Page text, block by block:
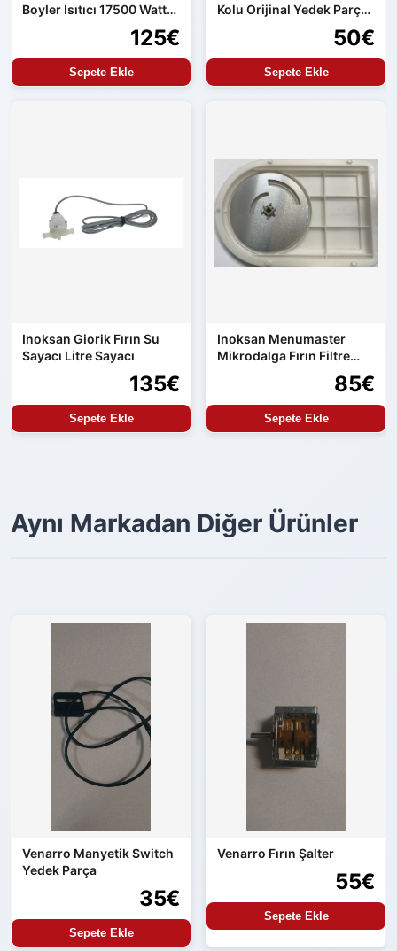
Boyler Isıtıcı 17500 Watt
Orijinal Yedek Parça125€
Sepete Ekle
Kolu Orijinal Yedek Parça
50€
Sepete Ekle
Inoksan Giorik Fırın Su
Sayacı Litre Sayacı
135€
Sepete Ekle
Inoksan Menumaster
Mikrodalga Fırın Filtre
85€
Sepete Ekle
Aynı Markadan Diğer Ürünler
Venarro Manyetik Switch
Yedek Parça
35€
Sepete Ekle
Venarro Fırın Şalter
55€
Sepete Ekle